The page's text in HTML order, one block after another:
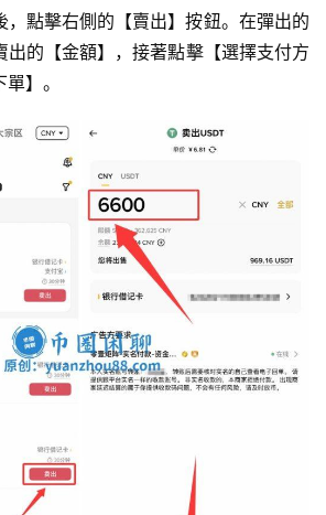
，點擊右側的【賣出】按鈕。在彈出的
出的【金額】，接著點擊【選擇支付方
】。